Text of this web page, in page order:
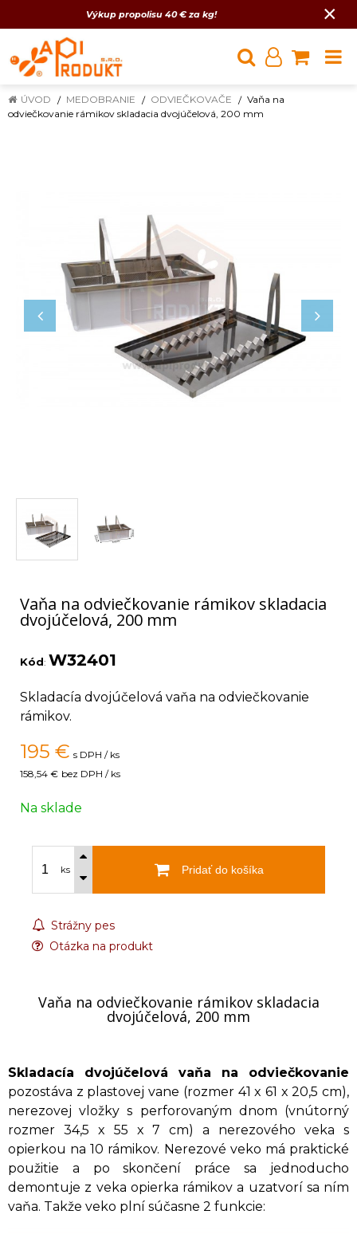
Výkup propolisu 40 € za kg! ×
ÚVOD MEDOBRANIE ODVIEČKOVAČE
Vaňa na
odviečkovanie rámikov skladacia dvojúčelová, 200 mm
Vaňa na odviečkovanie rámikov skladacia
dvojúčelová, 200 mm
Kód: W32401
Skladacía dvojúčelová vaňa na odviečkovanie
rámikov.
195 € s DPH / ks
158,54 € bez DPH / ks
Na sklade
ks Pridať do košíka
Strážny pes
Otázka na produkt
Vaňa na odviečkovanie rámikov skladacia
dvojúčelová, 200 mm
Skladacía dvojúčelová vaňa na odviečkovanie
pozostáva z plastovej vane (rozmer 41 x 61 x 20,5 cm),
nerezovej vložky s perforovaným dnom (vnútorný
rozmer 34,5 x 55 x 7 cm) a nerezového veka s
opierkou na 10 rámikov. Nerezové veko má praktické
použitie a po skončení práce sa jednoducho
demontuje z veka opierka rámikov a uzatvorí sa ním
vaňa. Takže veko plní súčasne 2 funkcie: